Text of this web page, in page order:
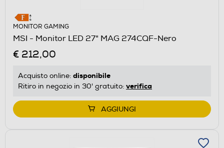
MONITOR GAMING
MSI - Monitor LED 27" MAG 274CQF-Nero
€ 212,00
Acquisto online: disponibile
Ritiro in negozio in 30' gratuito: verifica
AGGIUNGI